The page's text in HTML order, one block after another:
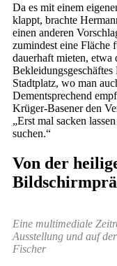
Da es mit einem
klappt, brachte
einen anderen
zumindest eine Fläche
dauerhaft mieten, etwa
Stadtplatz, wo man
Dementsprechend
Krüger-Basener den
„Erst mal sacken
suchen.“
Von der
Eine multimediale
Ausstellung und auf
Fischer